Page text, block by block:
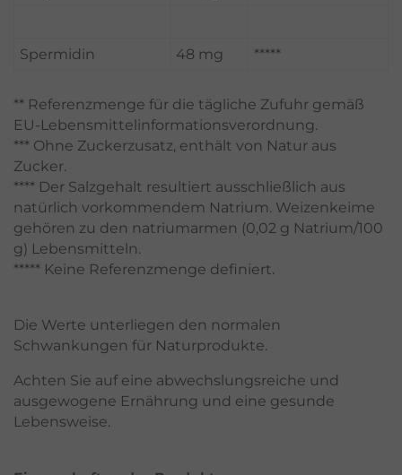
Spermidin 48 mg *****
** Referenzmenge für die tägliche Zufuhr gemäß
EU-Lebensmittelinformationsverordnung.
*** Ohne Zuckerzusatz, enthält von Natur aus
Zucker.
**** Der Salzgehalt resultiert ausschließlich aus
natürlich vorkommendem Natrium. Weizenkeime
gehören zu den natriumarmen (0,02 g Natrium/100
g) Lebensmitteln.
***** Keine Referenzmenge definiert.
Die Werte unterliegen den normalen
Schwankungen für Naturprodukte.
Achten Sie auf eine abwechslungsreiche und
ausgewogene Ernährung und eine gesunde
Lebensweise.